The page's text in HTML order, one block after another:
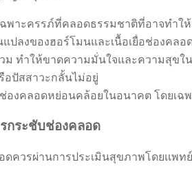
พาะครรภ์ที่คลอดธรรมชาติที่อาจทำใ
ปลงของฮอร์โมนและเนื้อเยื่อช่องคลอ
ม ทำให้ขาดความมั่นใจและความสุขใ
ปัสสาวะกลั้นไม่อยู่
องคลอดหย่อนคล้อยในอนาคต โดยเ
กระชับช่องคลอด
ดควรผ่านการประเมินสุขภาพโดยแพ